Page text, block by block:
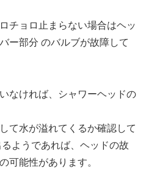
チョロ止まらない場合はヘッ
ー部分 のバルブが故障して
なければ、シャワーヘッドの
て水が溢れてくるか確認して
ようであれば、ヘッドの故
可能性があります。